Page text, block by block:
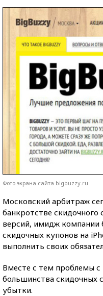
Фото экрана сайта bigbuzzy.ru
Московский арбитраж
банкротстве скидочного
версий, имидж компании
скидочных купонов на
выполнить своих
Вместе с тем проблемы с
большинства скидочных
убытки.